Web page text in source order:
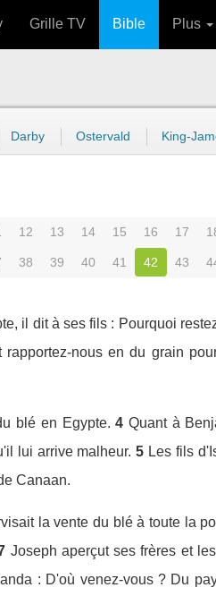
Grille TV Bible Plus
Darby Ostervald King-
12 13 14 15 16 17
38 39 40 41 42 43
il dit à ses fils : Pourquoi
nous en du grain
blé en Egypte. 4 Quant à
lui arrive malheur. 5 Les fils
Canaan.
la vente du blé à toute la
Joseph aperçut ses frères et
: D'où venez-vous ? Du